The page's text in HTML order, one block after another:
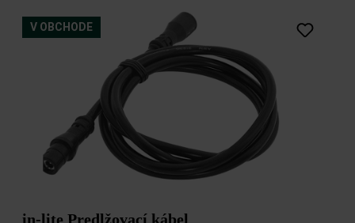
V OBCHODE
in-lite Predlžovací kábel